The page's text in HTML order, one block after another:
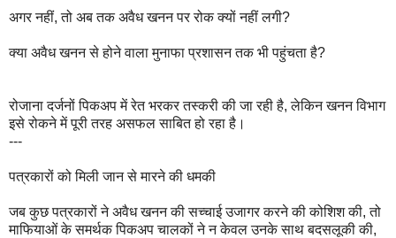
अगर नहीं, तो अब तक अवैध खनन पर रोक क्यों नहीं लगी?
क्या अवैध खनन से होने वाला मुनाफा प्रशासन तक भी पहुंचता है?
रोजाना दर्जनों पिकअप में रेत भरकर तस्करी की जा रही है, लेकिन खनन विभाग
इसे रोकने में पूरी तरह असफल साबित हो रहा है।
---
पत्रकारों को मिली जान से मारने की धमकी
जब कुछ पत्रकारों ने अवैध खनन की सच्चाई उजागर करने की कोशिश की, तो
माफियाओं के समर्थक पिकअप चालकों ने न केवल उनके साथ बदसलूकी की,